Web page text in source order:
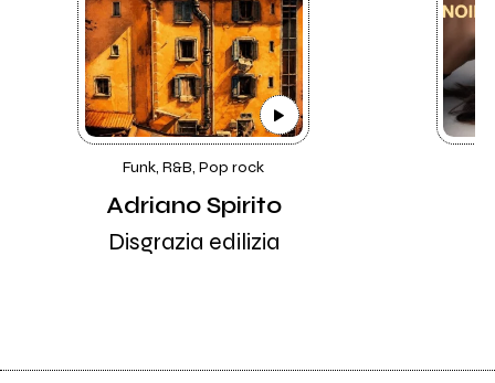
Funk, R&B, Pop rock
Adriano Spirito
Disgrazia edilizia